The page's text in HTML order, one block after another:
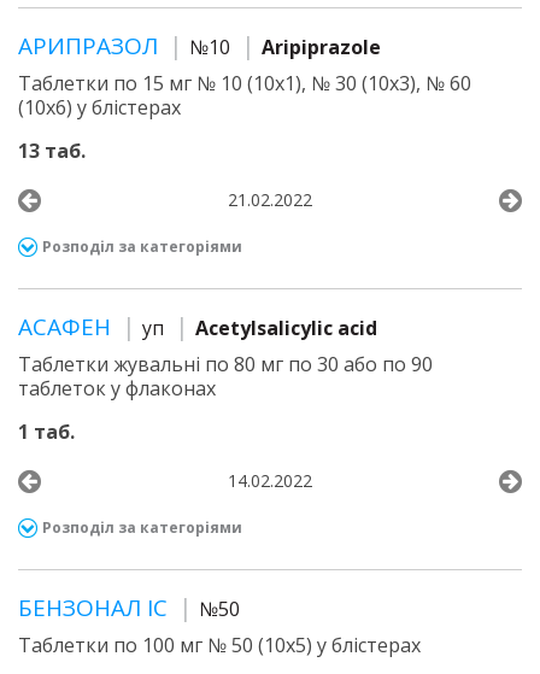
АРИПРАЗОЛ №10
Aripiprazole
Таблетки по 15 мг № 10 (10х1), № 30 (10х3), № 60
(10х6) у блістерах
13 таб.
21.02.2022
Розподіл за категоріями
АСАФЕН уп
Acetylsalicylic acid
Таблетки жувальні по 80 мг по 30 або по 90
таблеток у флаконах
1 таб.
14.02.2022
Розподіл за категоріями
БЕНЗОНАЛ ІС
№50
Таблетки по 100 мг № 50 (10х5) у блістерах